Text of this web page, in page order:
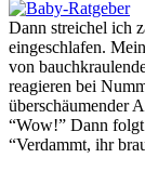
Dann streichel ich
eingeschlafen.
von
reagieren bei
überschäumender
“Wow!” Dann
“Verdammt, ihr